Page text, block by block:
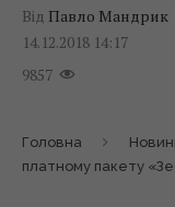
Від Павло Мандрик
14.12.2018 14:17
9857
Головна
платному пакету